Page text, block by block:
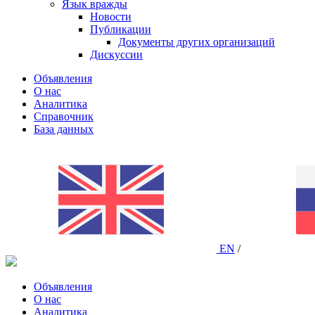
Язык вражды
Новости
Публикации
Документы других организаций
Дискуссии
Объявления
О нас
Аналитика
Справочник
База данных
EN /
Объявления
О нас
Аналитика